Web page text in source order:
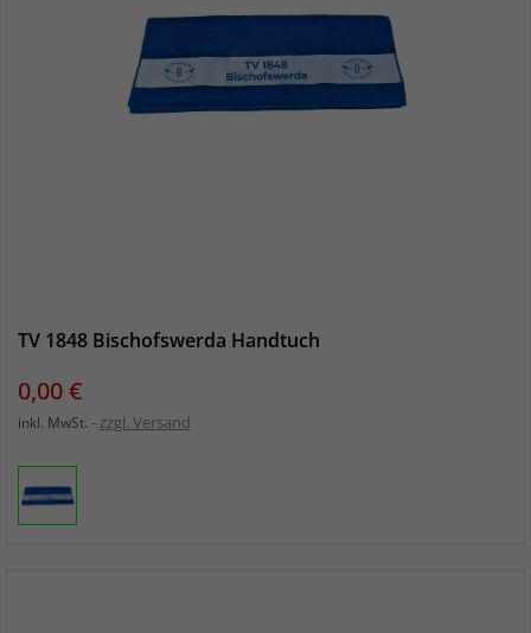
TV 1848 Bischofswerda Handtuch
Preis
0,00 €
inkl. MwSt. zzgl. Versand